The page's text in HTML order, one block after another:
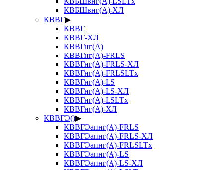
КВБШвнг(А)-ХЛ
КВВГ▶
КВВГ
КВВГ-ХЛ
КВВГнг(А)
КВВГнг(А)-FRLS
КВВГнг(А)-FRLS-ХЛ
КВВГнг(А)-FRLSLTx
КВВГнг(А)-LS
КВВГнг(А)-LS-ХЛ
КВВГнг(А)-LSLTx
КВВГнг(А)-ХЛ
КВВГЭ()▶
КВВГЭапнг(А)-FRLS
КВВГЭапнг(А)-FRLS-ХЛ
КВВГЭапнг(А)-FRLSLTx
КВВГЭапнг(А)-LS
КВВГЭапнг(А)-LS-ХЛ